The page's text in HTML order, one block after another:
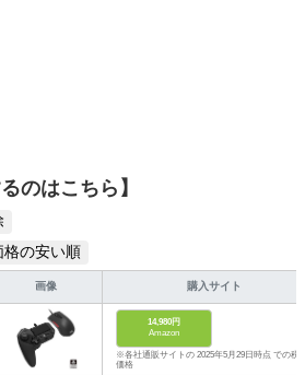
のはこちら】
格の安い順
画像 購入サイト
14,980円
Amazon
※各社通販サイトの 2025年5月29日時点 での税
価格